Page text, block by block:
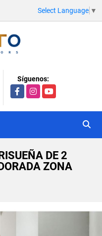
Select Language ▼
Síguenos:
FacebookInstagramYouTube
DE 2
ZONA